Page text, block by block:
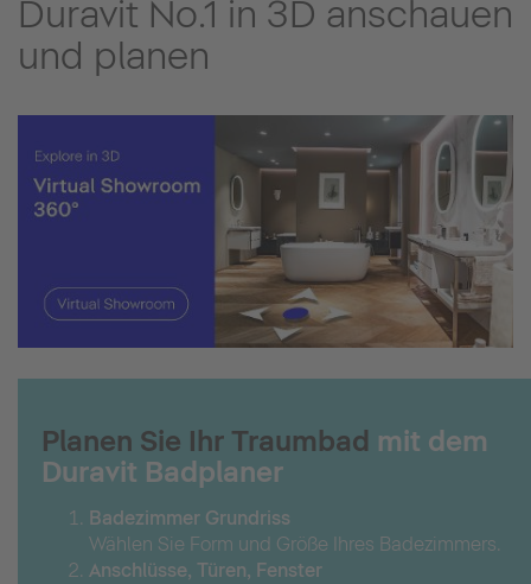
Duravit No.1 in 3D anschauen
und planen
Planen Sie Ihr Traumbad mit dem
Duravit Badplaner
Badezimmer Grundriss
Wählen Sie Form und Größe Ihres Badezimmers.
Anschlüsse, Türen, Fenster